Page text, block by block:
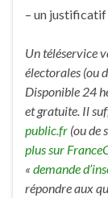
– un
Un téléservice
électorales (ou
Disponible 24
et gratuite. Il
public.fr (ou de
plus sur
« demande
répondre aux